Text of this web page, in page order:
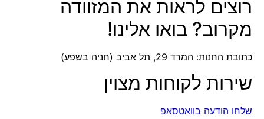
רוצים לראות את המזוודה
מקרוב? בואו אלינו!
כתובת החנות: המרד 29, תל אביב (חניה בשפע)
שירות לקוחות מצוין
שלחו הודעה בוואטסאפ